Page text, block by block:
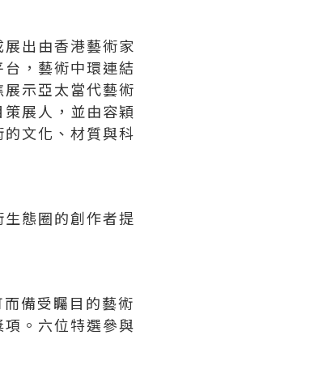
出由香港藝術家
，藝術中環連結
示亞太當代藝術
展人，並由容穎
文化、材質與科
態圈的創作者提
備受矚目的藝術
。六位特選參與